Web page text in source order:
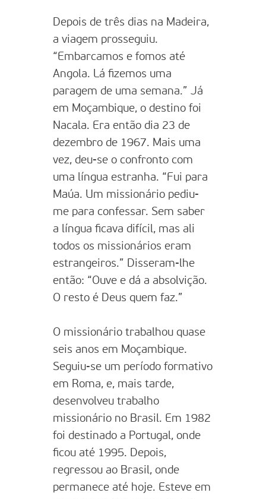
Depois de três dias na Madeira,
a viagem prosseguiu.
“Embarcamos e fomos até
Angola. Lá fizemos uma
paragem de uma semana.” Já
em Moçambique, o destino foi
Nacala. Era então dia 23 de
dezembro de 1967. Mais uma
vez, deu-se o confronto com
uma língua estranha. “Fui para
Maúa. Um missionário pediu-
me para confessar. Sem saber
a língua ficava difícil, mas ali
todos os missionários eram
estrangeiros.” Disseram-lhe
então: “Ouve e dá a absolvição.
O resto é Deus quem faz.”
O missionário trabalhou quase
seis anos em Moçambique.
Seguiu-se um período formativo
em Roma, e, mais tarde,
desenvolveu trabalho
missionário no Brasil. Em 1982
foi destinado a Portugal, onde
ficou até 1995. Depois,
regressou ao Brasil, onde
permanece até hoje. Esteve em